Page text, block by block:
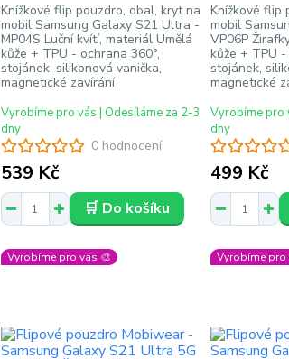
0 hodnocení
Knížkové flip pouzdro, obal, kryt na
mobil Samsung Galaxy S21 Ultra -
MP04S Luční kvítí, materiál Umělá
kůže + TPU - ochrana 360°,
stojánek, silikonová vanička,
magnetické zavírání
539 Kč
Vyrobíme pro vás | Odesíláme za 2-3
dny
🛒 Do košíku
Knížkové flip
mobil
VP06P
kůže + TPU -
stojánek,
magnetické
499 Kč
Vyrobíme pro
dny
Vyrobíme pro vás 🎨 Vyrobíme pro